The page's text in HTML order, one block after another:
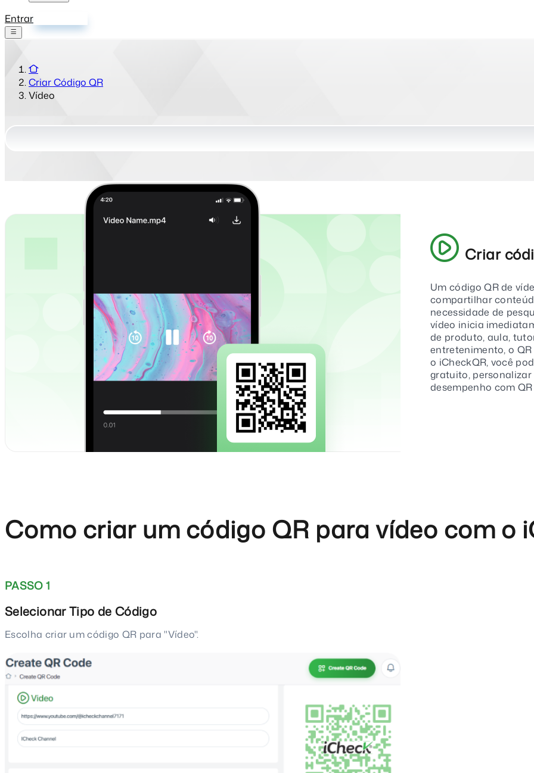
Entrar
Criar Código QR
Vídeo
Criar
Um código QR de
compartilhar
necessidade de
vídeo inicia
de produto, aula,
entretenimento, o
o iCheckQR, você
gratuito,
desempenho com
Como criar um código QR para vídeo com o
PASSO 1
Selecionar Tipo de Código
Escolha criar um código QR para "Vídeo".